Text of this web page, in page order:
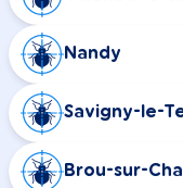
Nandy
Savigny-le-
Brou-sur-